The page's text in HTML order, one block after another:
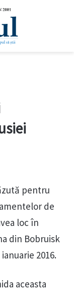
pentru
de
loc în
din Bobruisk
2016.
aceasta